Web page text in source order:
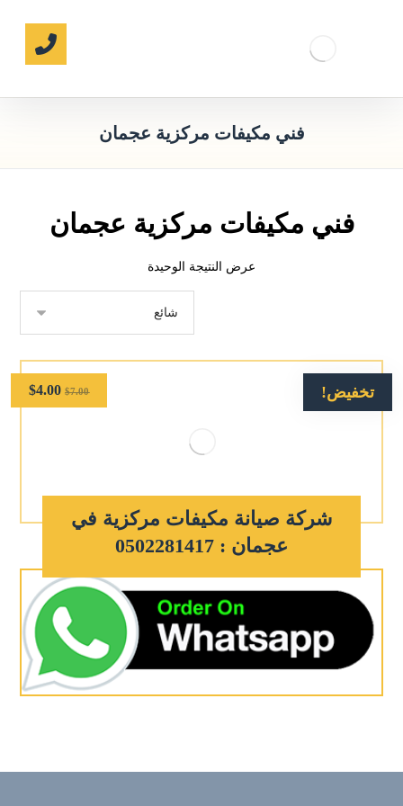
فني مكيفات مركزية عجمان
فني مكيفات مركزية عجمان
عرض النتيجة الوحيدة
تخفيض!
شركة صيانة مكيفات مركزية في
عجمان : 0502281417
$7.00
$4.00